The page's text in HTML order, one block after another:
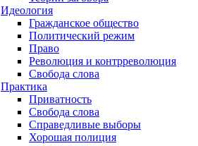
Идеология
Гражданское общество
Политический режим
Право
Революция и контрреволюция
Свобода слова
Практика
Приватность
Свобода слова
Справедливые выборы
Хорошая полиция